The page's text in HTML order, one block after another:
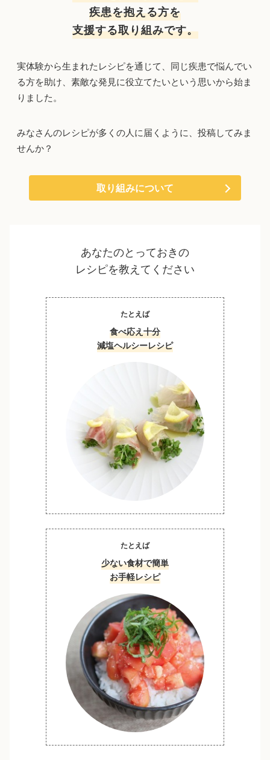
疾患を抱える方を
支援する取り組みです。
実体験から生まれたレシピを通じて、同じ疾患で悩んでい
る方を助け、素敵な発見に役立てたいという思いから始ま
りました。
みなさんのレシピが多くの人に届くように、投稿してみま
せんか？
取り組みについて
あなたのとっておきの
レシピを教えてください
たとえば
食べ応え十分
減塩ヘルシーレシピ
たとえば
少ない食材で簡単
お手軽レシピ